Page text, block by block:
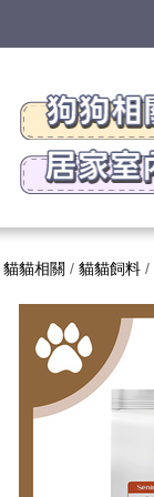
貓貓相關 / 貓貓飼料 /